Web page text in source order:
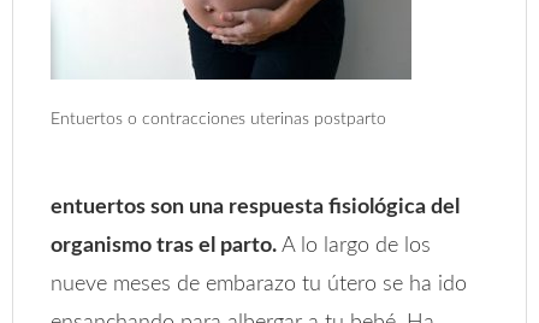
Entuertos o contracciones uterinas postparto
entuertos son una respuesta fisiológica del
organismo tras el parto. A lo largo de los
nueve meses de embarazo tu útero se ha ido